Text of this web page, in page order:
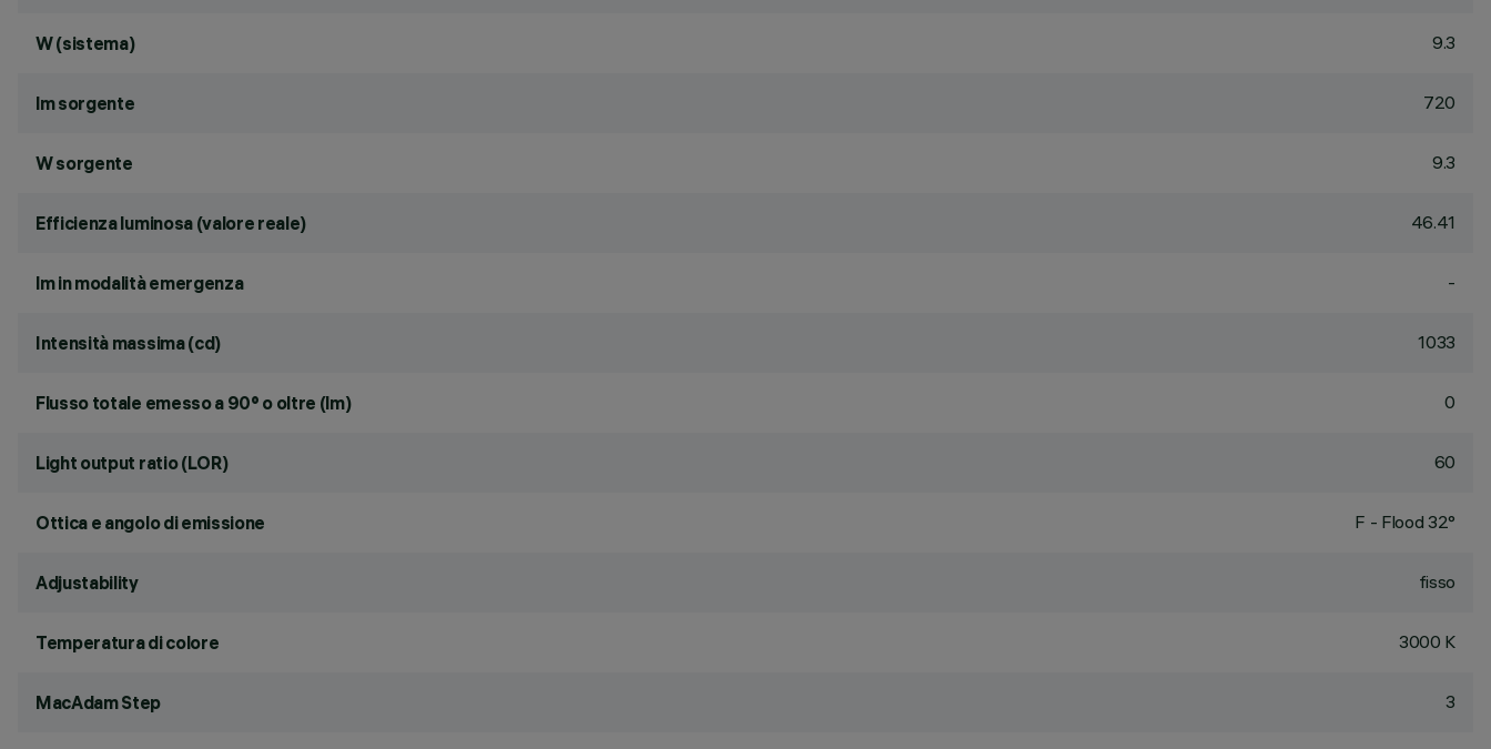
W (sistema) 9.3
lm sorgente 720
W sorgente 9.3
Efficienza luminosa (valore reale) 46.41
lm in modalità emergenza -
Intensità massima (cd) 1033
Flusso totale emesso a 90° o oltre (lm) 0
Light output ratio (LOR) 60
Ottica e angolo di emissione F - Flood 32°
Adjustability fisso
Temperatura di colore 3000 K
MacAdam Step 3